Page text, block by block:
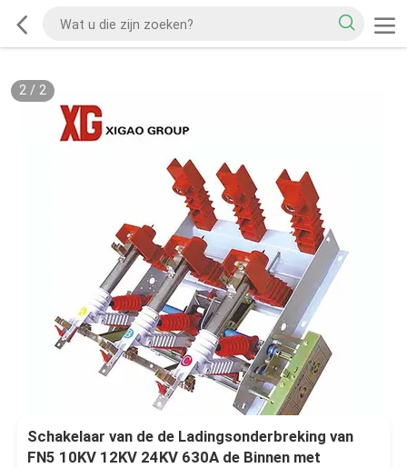
2/ 2
Schakelaar van de de Ladingsonderbreking van
FN5 10KV 12KV 24KV 630A de Binnen met